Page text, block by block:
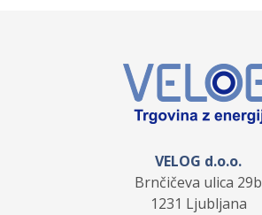
VELOG d.o.o.
Brnčičeva ulica 29b
1231 Ljubljana